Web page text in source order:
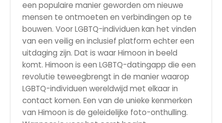
een populaire manier geworden om nieuwe
mensen te ontmoeten en verbindingen op te
bouwen. Voor LGBTQ-individuen kan het vinden
van een veilig en inclusief platform echter een
uitdaging zijn. Dat is waar Himoon in beeld
komt. Himoon is een LGBTQ-datingapp die een
revolutie teweegbrengt in de manier waarop
LGBTQ-individuen wereldwijd met elkaar in
contact komen. Een van de unieke kenmerken
van Himoon is de geleidelijke foto-onthulling.